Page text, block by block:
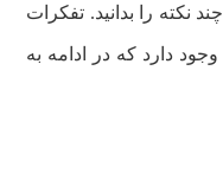
نکته را بدانید. تفکرات
وجود دارد که در ادامه به